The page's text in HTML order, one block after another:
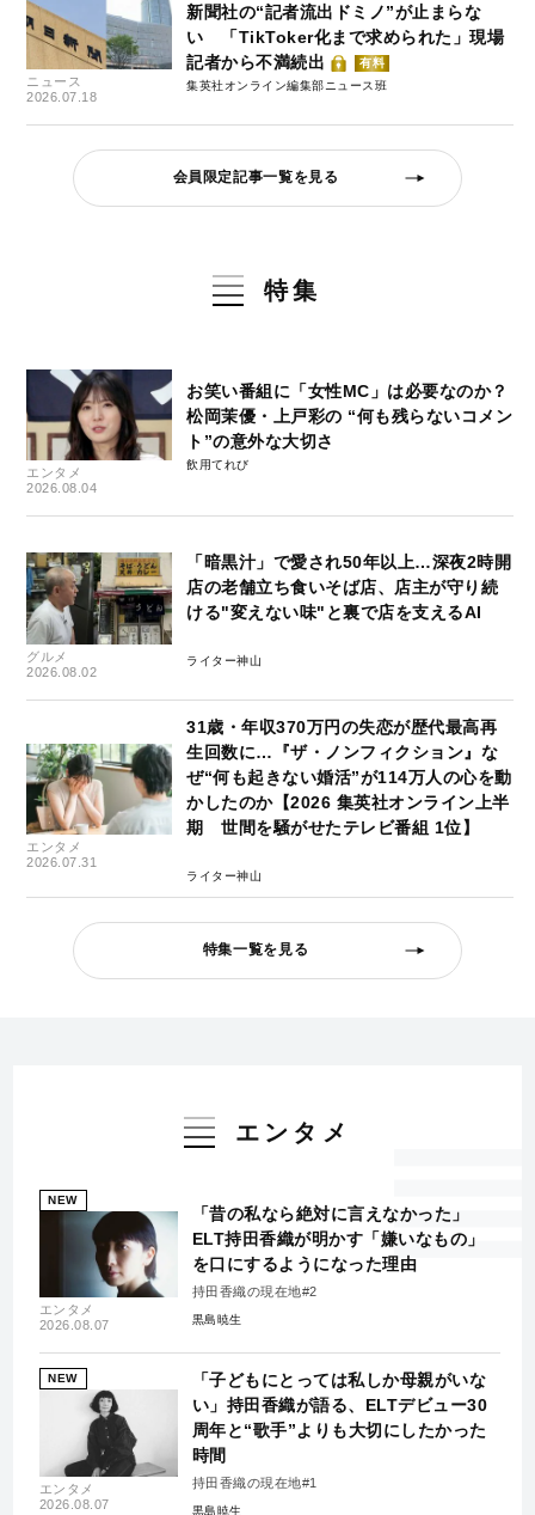
ニュース
2026.07.18
新聞社の“記者流出ドミノ”が止まらな
い 「TikToker化まで求められた」現場
記者から不満続出
有料
集英社オンライン編集部ニュース班
会員限定記事一覧を見る
特集
エンタメ
2026.08.04
お笑い番組に「女性MC」は必要なのか？
松岡茉優・上戸彩の “何も残らないコメン
ト”の意外な大切さ
飲用てれび
グルメ
2026.08.02
「暗黒汁」で愛され50年以上…深夜2時開
店の老舗立ち食いそば店、店主が守り続
ける"変えない味"と裏で店を支えるAI
ライター神山
エンタメ
2026.07.31
31歳・年収370万円の失恋が歴代最高再
生回数に…『ザ・ノンフィクション』な
ぜ“何も起きない婚活”が114万人の心を動
かしたのか【2026 集英社オンライン上半
期 世間を騒がせたテレビ番組 1位】
ライター神山
特集一覧を見る
エンタメ
NEW
エンタメ
2026.08.07
「昔の私なら絶対に言えなかった」
ELT持田香織が明かす「嫌いなもの」
を口にするようになった理由
持田香織の現在地#2
黒島暁生
NEW
エンタメ
2026.08.07
「子どもにとっては私しか母親がいな
い」持田香織が語る、ELTデビュー30
周年と“歌手”よりも大切にしたかった
時間
持田香織の現在地#1
黒島暁生